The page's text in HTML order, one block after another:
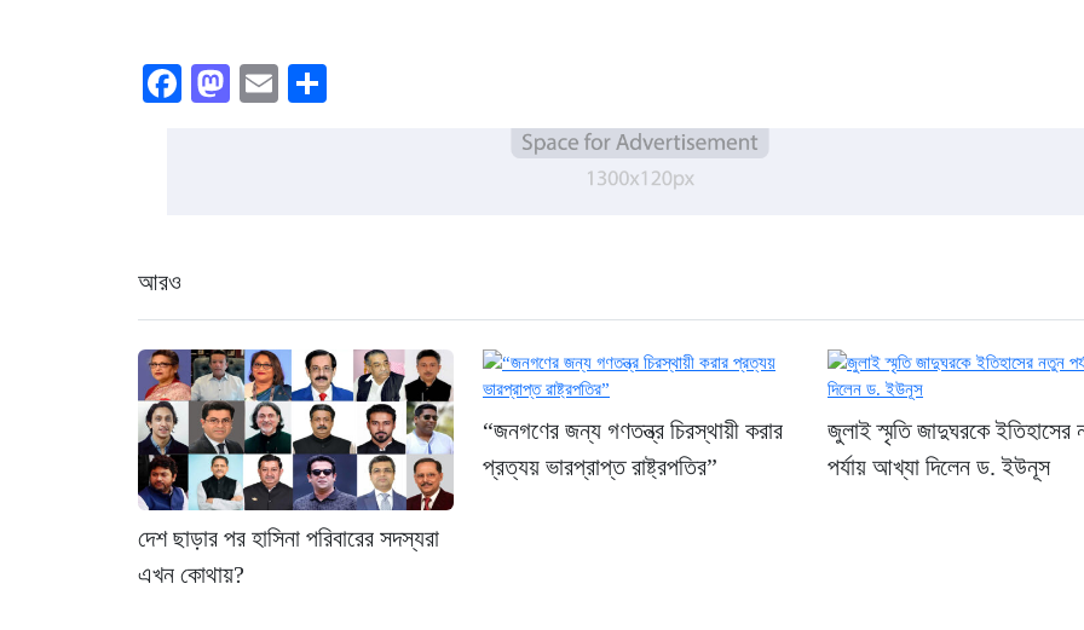
Facebook
Mastodon
Email
আরও
দেশ ছাড়ার পর হাসিনা পরিবারের সদস্যরা
এখন কোথায়?
“জনগণের জন্য গণতন্ত্র চিরস্থায়ী করার
প্রত্যয় ভারপ্রাপ্ত রাষ্ট্রপতির”
জুলাই স্মৃতি জাদুঘরকে ইতিহাসের
পর্যায় আখ্যা দিলেন ড. ইউনূস